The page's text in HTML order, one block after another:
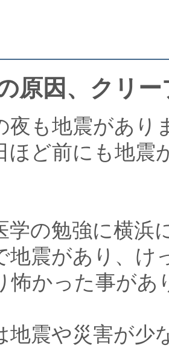
原因、クリー
夜も地震があり
ほど前にも地震
学の勉強に横浜
地震があり、け
怖かった事があ
地震や災害が少